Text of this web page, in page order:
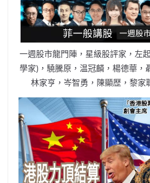
o
o
k
b
o
p
p
一週股市龍門陣，星級股評家，左
學家)，驍騰原，温冠麟，楊德華，
林家亨，岑智勇，陳顯歴，黎家